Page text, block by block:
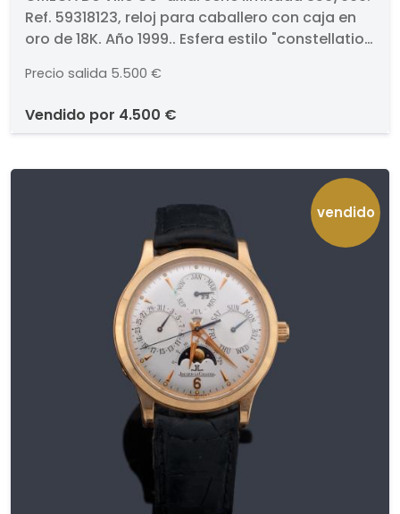
reloj para caballero con caja
en oro de 18K. Año 1999. Con
estuche y documentación.
Ref. 59318123, reloj para caballero con caja en
oro de 18K. Año 1999.. Esfera estilo "constellation
punto de tritio, agujas Feuille luminiscentes,
minutero tipo ferrocarril, segundero central y
ventana calendario-fecha a las tres. Caja en
numerado y grabado con el emblema "De Ville"..
desplegable en oro de 18K. . Movimiento
automático, calibre 2500 con tecnología
coaxial que incrementa la precisión y
durabilidad del mismo. Reserva de marcha de
44 horas. Estado de marcha. Con estuche y
garantía original..
Precio salida 5.500 €
vendido por 4.500 €
vendido